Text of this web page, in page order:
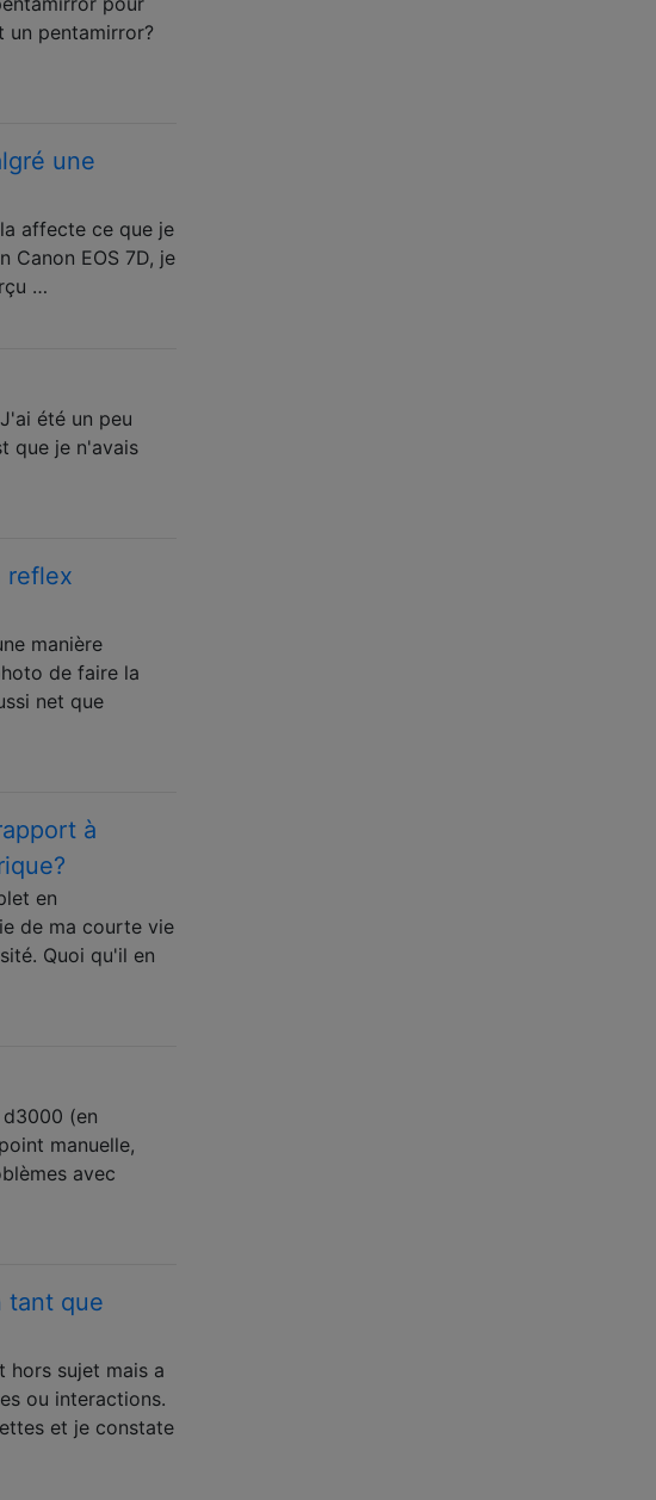
un pentamirror?
une
affecte ce que je
Canon EOS 7D, je
…
été un peu
que je n'avais
reflex
manière
de faire la
net que
à
en
de ma courte vie
Quoi qu'il en
(en
manuelle,
avec
tant que
hors sujet mais a
ou interactions.
et je constate